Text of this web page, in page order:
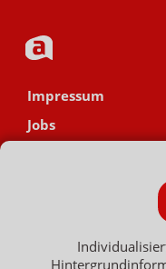
Impressum
Jobs